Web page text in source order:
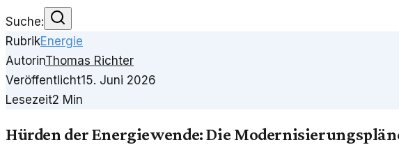
Suche:
RubrikEnergie
AutorinThomas Richter
Veröffentlicht15. Juni 2026
Lesezeit2 Min
Hürden der Energiewende: Die